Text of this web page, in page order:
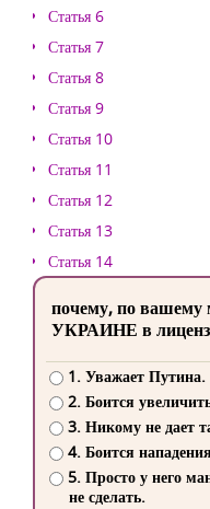
Статья 6
Статья 7
Статья 8
Статья 9
Статья 10
Статья 11
Статья 12
Статья 13
Статья 14
почему, по вашему
УКРАИНЕ в
1. Уважает Путина.
2. Боится
3. Никому не дает
4. Боится
5. Просто у него
не сделать.